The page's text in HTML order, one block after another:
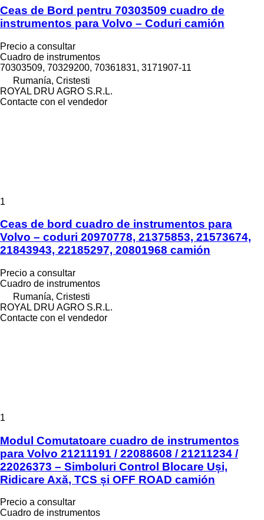
Ceas de Bord pentru 70303509 cuadro de
instrumentos para Volvo – Coduri camión
Precio a consultar
Cuadro de instrumentos
70303509, 70329200, 70361831, 3171907-11
Rumanía, Cristesti
ROYAL DRU AGRO S.R.L.
Contacte con el vendedor
1
Ceas de bord cuadro de instrumentos para
Volvo – coduri 20970778, 21375853, 21573674,
21843943, 22185297, 20801968 camión
Precio a consultar
Cuadro de instrumentos
Rumanía, Cristesti
ROYAL DRU AGRO S.R.L.
Contacte con el vendedor
1
Modul Comutatoare cuadro de instrumentos
para Volvo 21211191 / 22088608 / 21211234 /
22026373 – Simboluri Control Blocare Uși,
Ridicare Axă, TCS și OFF ROAD camión
Precio a consultar
Cuadro de instrumentos